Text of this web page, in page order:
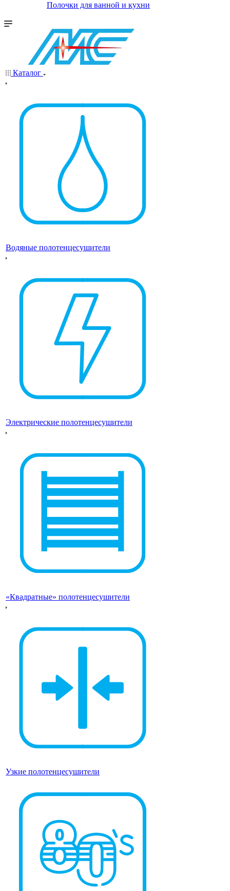
Полочки для ванной и кухни
Каталог
Водяные полотенцесушители
Электрические полотенцесушители
«Квадратные» полотенцесушители
Узкие полотенцесушители